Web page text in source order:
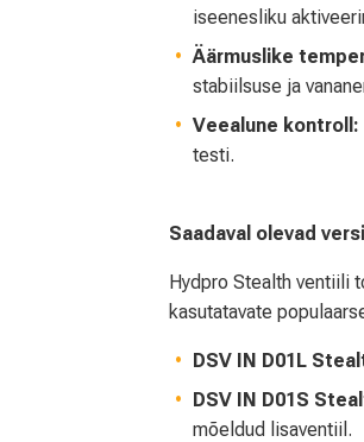
iseenesliku
Äärmuslike
stabiilsuse ja
Veealune kontroll:
testi.
Saadaval olevad
Hydpro Stealth ventiili
kasutatavate
DSV IN D01L
DSV IN D01S
mõeldud lisaventiil.